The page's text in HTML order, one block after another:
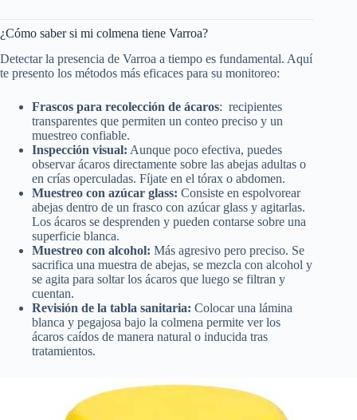
¿Cómo saber si mi colmena tiene Varroa?
Detectar la presencia de Varroa a tiempo es fundamental. Aquí
te presento los métodos más eficaces para su monitoreo:
Frascos para recolección de ácaros: recipientes
transparentes que permiten un conteo preciso y un
muestreo confiable.
Inspección visual: Aunque poco efectiva, puedes
observar ácaros directamente sobre las abejas adultas o
en crías operculadas. Fíjate en el tórax o abdomen.
Muestreo con azúcar glass: Consiste en espolvorear
abejas dentro de un frasco con azúcar glass y agitarlas.
Los ácaros se desprenden y pueden contarse sobre una
superficie blanca.
Muestreo con alcohol: Más agresivo pero preciso. Se
sacrifica una muestra de abejas, se mezcla con alcohol y
se agita para soltar los ácaros que luego se filtran y
cuentan.
Revisión de la tabla sanitaria: Colocar una lámina
blanca y pegajosa bajo la colmena permite ver los
ácaros caídos de manera natural o inducida tras
tratamientos.